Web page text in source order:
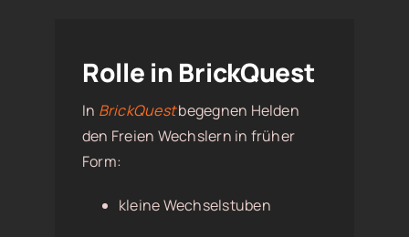
Rolle in BrickQuest
In BrickQuestbegegnen Helden
den Freien Wechslern in früher
Form:
kleine Wechselstuben